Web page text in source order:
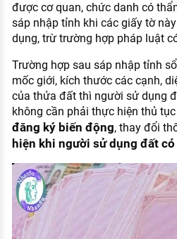
được cơ quan, chức danh có
sáp nhập tỉnh khi các giấy tờ
dụng, trừ trường hợp pháp luật
Trường hợp sau sáp nhập tỉnh
mốc giới, kích thước các cạnh,
của thửa đất thì người sử dụng
không cần phải thực hiện thủ
đăng ký biến động, thay đổi
hiện khi người sử dụng đất có